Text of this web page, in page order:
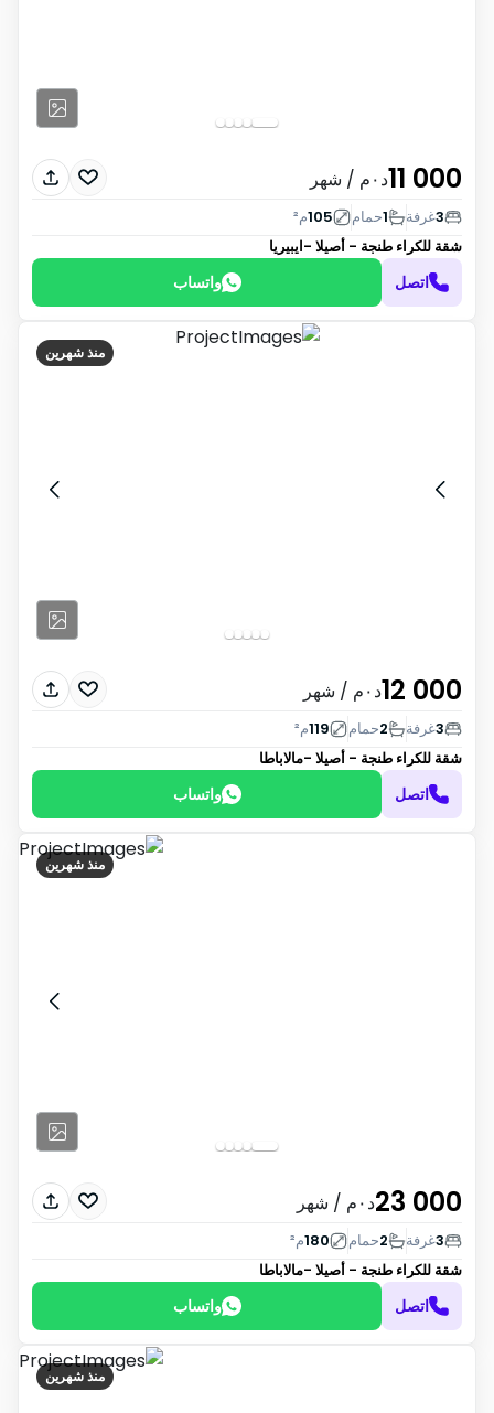
11 000د٠م / شهر
3غرفة 1حمام 105م²
شقة للكراء طنجة - أصيلا -ايبيريا
اتصل واتساب
منذ شهرين
12 000د٠م / شهر
3غرفة 2حمام 119م²
شقة للكراء طنجة - أصيلا -مالاباطا
اتصل واتساب
منذ شهرين
23 000د٠م / شهر
3غرفة 2حمام 180م²
شقة للكراء طنجة - أصيلا -مالاباطا
اتصل واتساب
منذ شهرين